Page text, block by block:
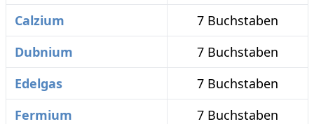
Calzium
7 Buchstaben
Dubnium
7 Buchstaben
Edelgas
7 Buchstaben
Fermium
7 Buchstaben